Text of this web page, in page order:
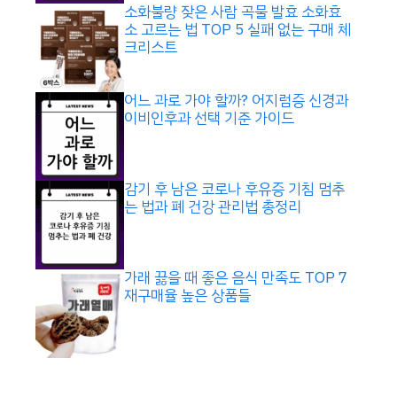
소화불량 잦은 사람 곡물 발효 소화효
소 고르는 법 TOP 5 실패 없는 구매 체
크리스트
어느 과로 가야 할까? 어지럼증 신경과
이비인후과 선택 기준 가이드
감기 후 남은 코로나 후유증 기침 멈추
는 법과 폐 건강 관리법 총정리
가래 끓을 때 좋은 음식 만족도 TOP 7
재구매율 높은 상품들